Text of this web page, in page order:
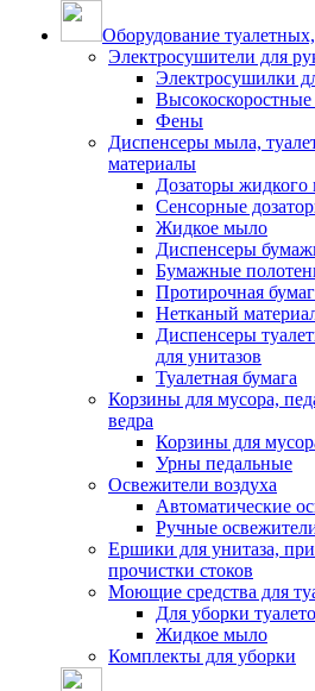
Оборудование
Электросушители для
Электросушилки
Фены
Диспенсеры мыла,
материалы
Дозаторы жидкого
Сенсорные
Жидкое мыло
Диспенсеры
Бумажные
Протирочная
Нетканый
Диспенсеры
для унитазов
Туалетная бумага
Корзины для мусора,
ведра
Корзины для
Урны педальные
Освежители воздуха
Автоматические
Ручные
Ершики для унитаза,
прочистки стоков
Моющие средства для
Для уборки
Жидкое мыло
Комплекты для уборки